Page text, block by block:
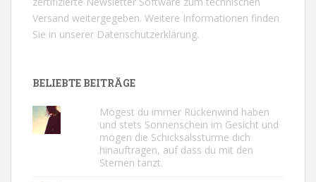
Versand weitergegeben. Weitere Informationen finden
Sie in unserer Datenschutzerklärung.
BELIEBTE BEITRÄGE
Mögest du immer Rückenwind haben
und stets Sonnenschein im Gesicht und
mögen die Schicksalsstürme dich
hinauftragen, auf dass du mit den
Sternen tanzt.